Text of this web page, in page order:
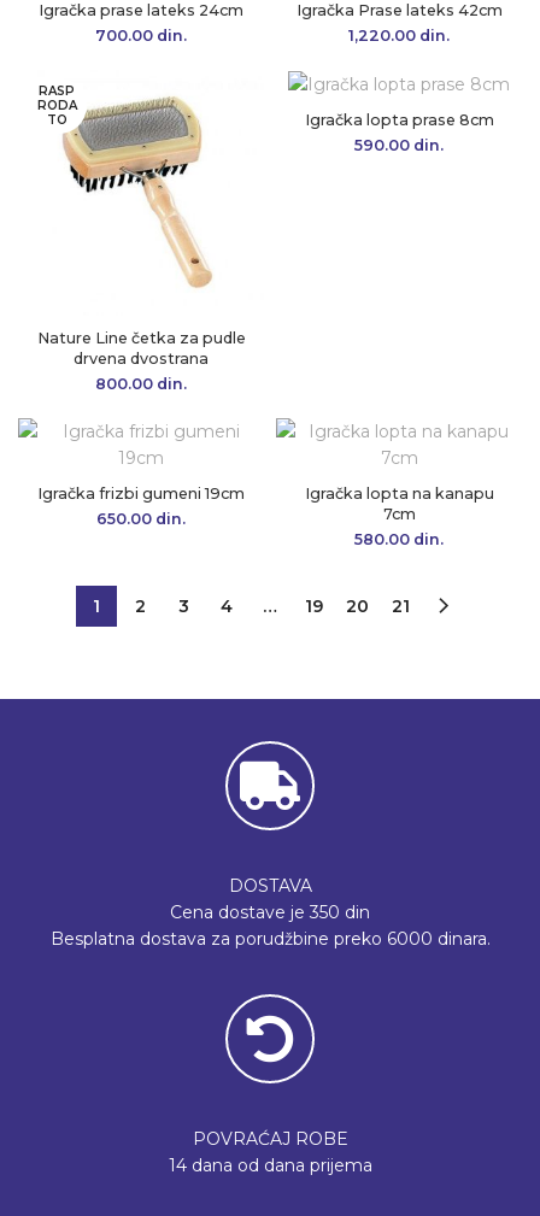
Igračka prase lateks 24cm
700.00 din.
Igračka Prase lateks 42cm
1,220.00 din.
RASP
RODA
TO
Nature Line četka za pudle
drvena dvostrana
800.00 din.
Igračka lopta prase 8cm
590.00 din.
Igračka frizbi gumeni 19cm
650.00 din.
Igračka lopta na kanapu
7cm
580.00 din.
1 2 3 4 … 19 20 21
DOSTAVA
Cena dostave je 350 din
Besplatna dostava za porudžbine preko 6000 dinara.
POVRAĆAJ ROBE
14 dana od dana prijema